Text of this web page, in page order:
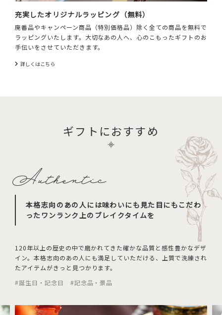
充実したオリジナルラッピング（無料）
廃番品やキャンペーン商品（特別価格品）除く全ての商品を無料で
ラッピングいたします。大切なあの人へ、心のこもったギフトのお
手伝いをさせていただきます。
詳しくはこちら
ギフトにおすすめ
本格志向のあの人には味わいにも見た目にも こだわ
ったワンランク上のブレイクタイムを
120年以上の歴史の中で磨かれてきた確かな品質と感性豊かなデザ
イン。本格志向のあの人にも満足していただける、上質で洗練され
たアイテムがきっと見つかります。
#誕生日・記念日 #記念品・景品